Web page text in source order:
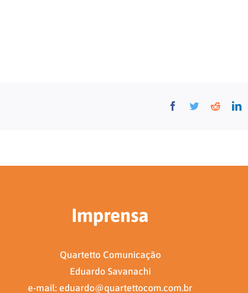
Facebook
TwitterReddit
Imprensa
Quartetto Comunicação
Eduardo Savanachi
e-mail: eduardo@quartettocom.com.br